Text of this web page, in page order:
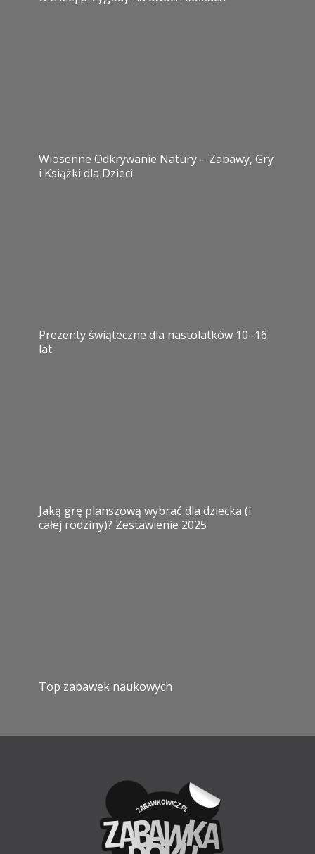
Wiosenne Odkrywanie Natury – Zabawy, Gry
i Książki dla Dzieci
Prezenty świąteczne dla nastolatków 10–16
lat
Jaką grę planszową wybrać dla dziecka (i
całej rodziny)? Zestawienie 2025
Top zabawek naukowych